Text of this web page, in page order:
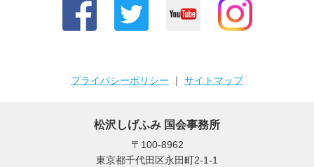
プライバシーポリシー ｜ サイトマップ
松沢しげふみ 国会事務所
〒100-8962
東京都千代田区永田町2-1-1